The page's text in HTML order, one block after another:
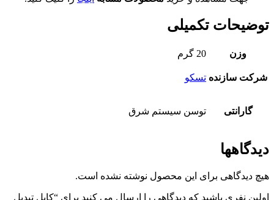
توضیحات تکمیلی
وزن 20 گرم
شرکت سازنده تسکو
گارانتی توسن سیستم شرق
دیدگاهها
هیچ دیدگاهی برای این محصول نوشته نشده است.
اولین نفری باشید که دیدگاهی را ارسال می کنید برای “کابل تبدیل